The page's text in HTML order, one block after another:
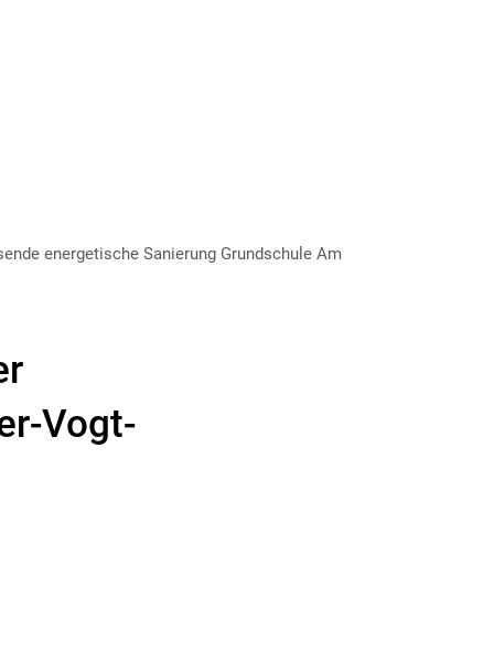
energetische Sanierung Grundschule Am
Vogt-